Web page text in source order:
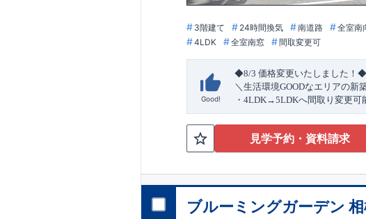
3階建て 24時間換気 南道路 全室南
4LDK
全室南窓 間取変更可
Good!
◆8/3 価格変更いたしました！◆
＼生活環境GOODなエリアの新
・4LDK→5LDKへ間取り変更可
ら行き来できる続きバルコニー
・リビング全体を見渡せる対面
・網戸11万円(税込)で設置可能！
↓クリックすると特設ページにジ
エントランス」が受賞いたしま
平日・休日ご内覧可能です！
見学予約・資料請求
ブルーミングガーデン